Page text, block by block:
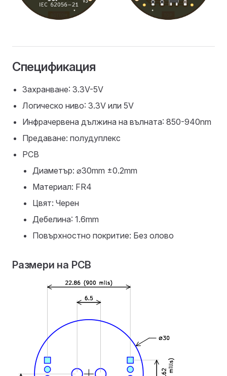
Спецификация
Захранване: 3.3V-5V
Логическо ниво: 3.3V или 5V
Инфрачервена дължина на вълната: 850-940nm
Предаване: полудуплекс
PCB
Диаметър: ⌀30mm ±0.2mm
Материал: FR4
Цвят: Черен
Дебелина: 1.6mm
Повърхностно покритие: Без олово
Размери на PCB